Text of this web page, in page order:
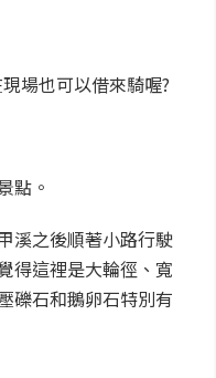
現場也可以借來騎喔?
點。
溪之後順著小路行駛
得這裡是大輪徑、寬
礫石和鵝卵石特別有